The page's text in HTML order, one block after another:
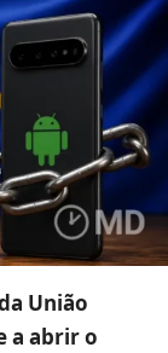
União
a abrir o